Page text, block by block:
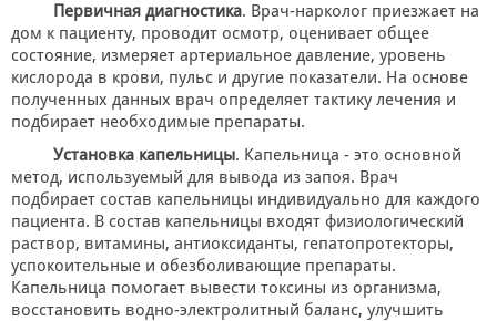
Первичная диагностика. Врач-нарколог приезжает на
дом к пациенту, проводит осмотр, оценивает общее
состояние, измеряет артериальное давление, уровень
кислорода в крови, пульс и другие показатели. На основе
полученных данных врач определяет тактику лечения и
подбирает необходимые препараты.
Установка капельницы. Капельница - это основной
метод, используемый для вывода из запоя. Врач
подбирает состав капельницы индивидуально для каждого
пациента. В состав капельницы входят физиологический
раствор, витамины, антиоксиданты, гепатопротекторы,
успокоительные и обезболивающие препараты.
Капельница помогает вывести токсины из организма,
восстановить водно-электролитный баланс, улучшить